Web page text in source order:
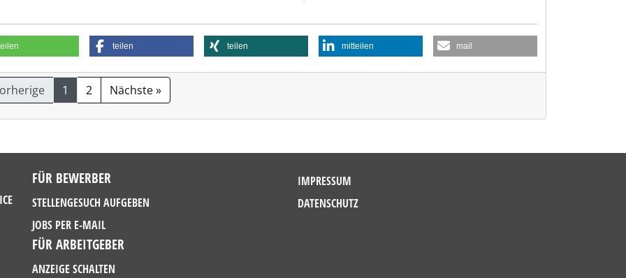
teilen teilen mitteilen mail
1 2 Nächste »
FÜR BEWERBER
STELLENGESUCH AUFGEBEN
JOBS PER E-MAIL
FÜR ARBEITGEBER
ANZEIGE SCHALTEN
IMPRESSUM
DATENSCHUTZ